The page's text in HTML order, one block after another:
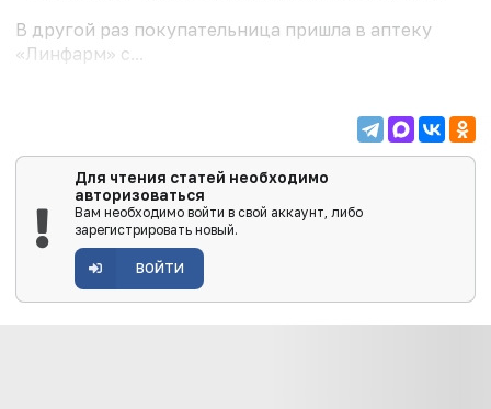
В другой раз покупательница пришла в аптеку
«Линфарм» с...
Для чтения статей необходимо
авторизоваться
Вам необходимо войти в свой аккаунт, либо
зарегистрировать новый.
ВОЙТИ